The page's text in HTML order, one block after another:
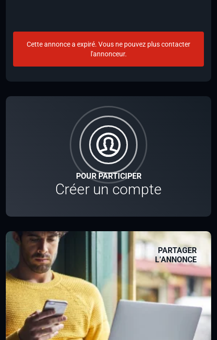
POUR PARTICIPER
Créer un compte
PARTAGER
L’ANNONCE
Cette annonce a expiré. Vous ne pouvez plus contacter
l'annonceur.